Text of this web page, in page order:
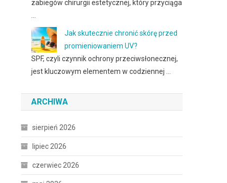
zabiegów chirurgii estetycznej, który przyciąga
Jak skutecznie chronić skórę przed
promieniowaniem UV?
SPF, czyli czynnik ochrony przeciwsłonecznej,
jest kluczowym elementem w codziennej …
ARCHIWA
sierpień 2026
lipiec 2026
czerwiec 2026